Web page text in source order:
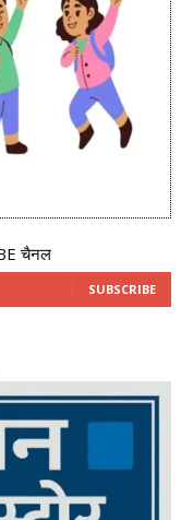
चैनल
SUBSCRIBE